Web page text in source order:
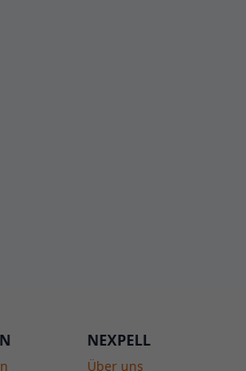
NEXPELL
Über uns